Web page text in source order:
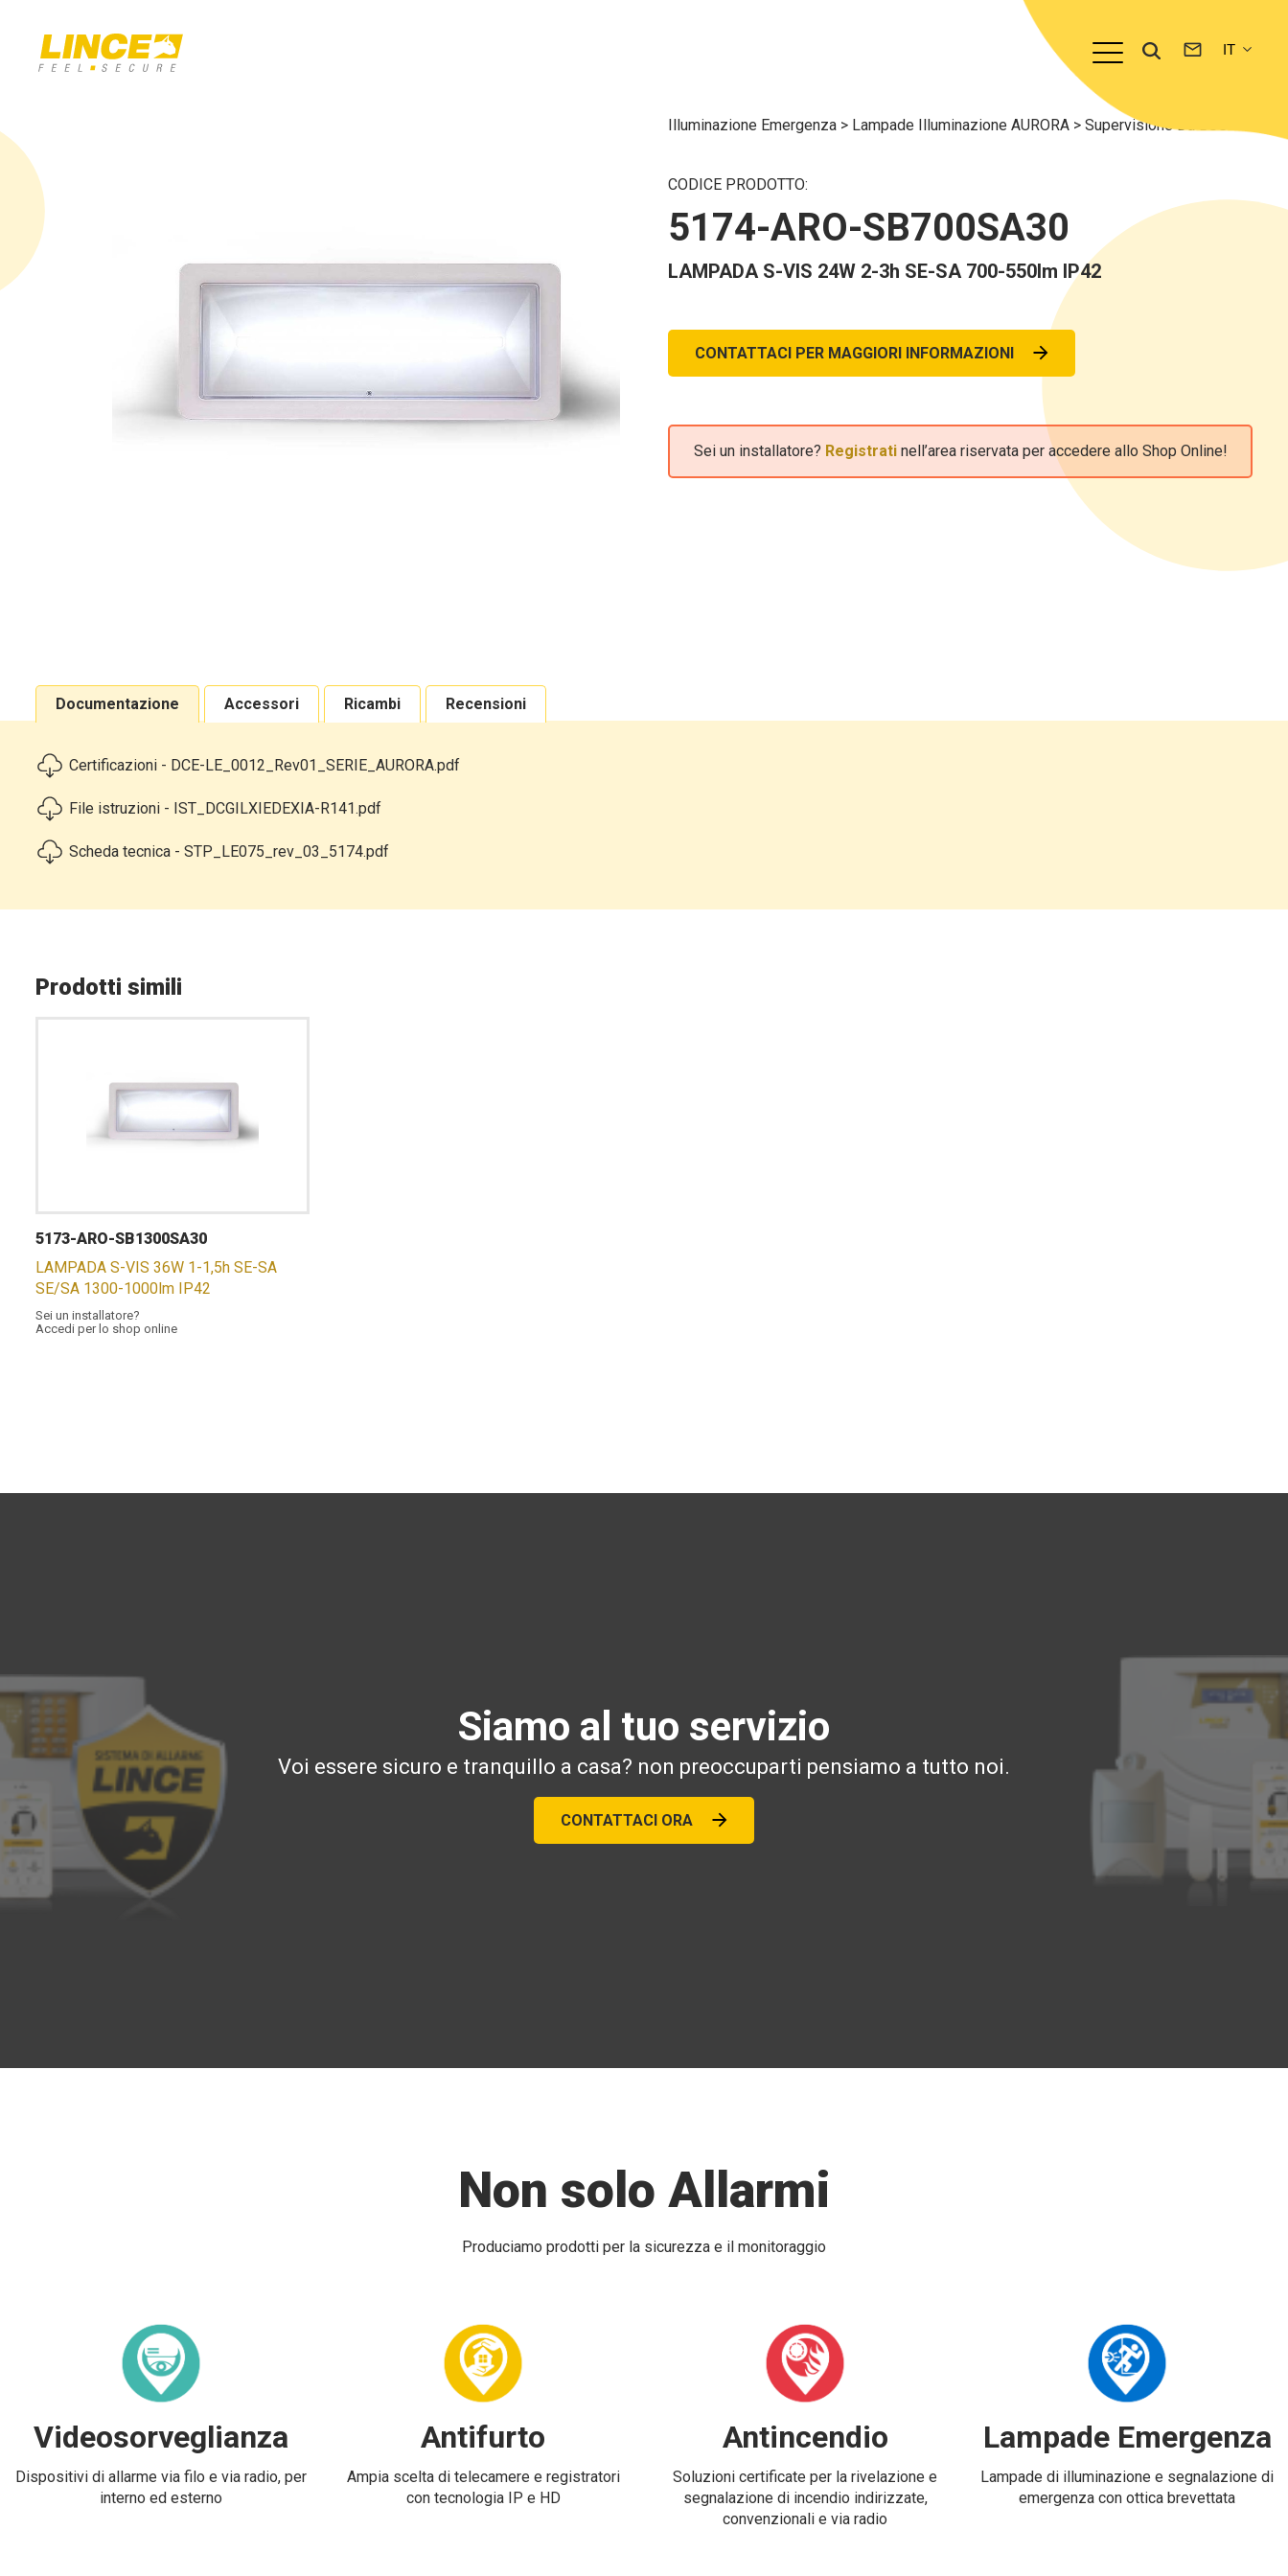
Illuminazione Emergenza > Lampade Illuminazione AURORA >Supervisione Da BUS
CODICE PRODOTTO:
5174-ARO-SB700SA30
LAMPADA S-VIS 24W 2-3h SE-SA 700-550lm IP42
CONTATTACI PER MAGGIORI INFORMAZIONI
Sei un installatore? Registratinell’area riservata per accedere allo Shop Online!
Documentazione Accessori Ricambi Recensioni
Certificazioni - DCE-LE_0012_Rev01_SERIE_AURORA.pdf
File istruzioni - IST_DCGILXIEDEXIA-R141.pdf
Scheda tecnica - STP_LE075_rev_03_5174.pdf
Prodotti simili
5173-ARO-SB1300SA30
LAMPADA S-VIS 36W 1-1,5h SE-SA
SE/SA 1300-1000lm IP42
Sei un installatore?
Accedi per lo shop online
Siamo al tuo servizio
Voi essere sicuro e tranquillo a casa? non preoccuparti pensiamo a tutto noi.
CONTATTACI ORA
Non solo Allarmi
Produciamo prodotti per la sicurezza e il monitoraggio
Videosorveglianza
Dispositivi di allarme via filo e via radio, per
interno ed esterno
Antifurto
Ampia scelta di telecamere e registratori
con tecnologia IP e HD
Antincendio
Soluzioni certificate per la rivelazione e
segnalazione di incendio indirizzate,
convenzionali e via radio
Lampade Emergenza
Lampade di illuminazione e segnalazione di
emergenza con ottica brevettata